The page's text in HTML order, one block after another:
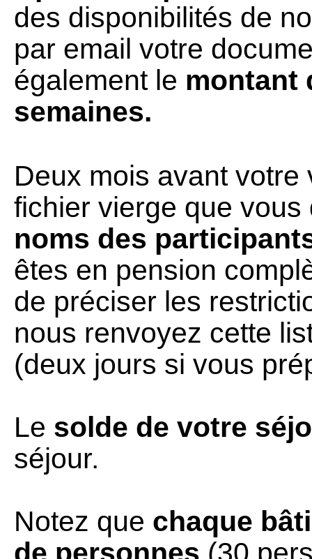
des disponibilités de
par email votre
également le montant
semaines.
Deux mois avant
fichier vierge que
noms des
êtes en pension
de préciser les
nous renvoyez cette
(deux jours si vous
Le solde de votre
séjour.
Notez que chaque